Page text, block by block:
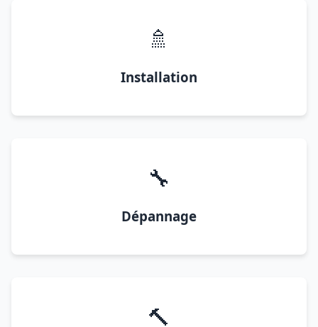
🚿
Installation
🔧
Dépannage
🔨